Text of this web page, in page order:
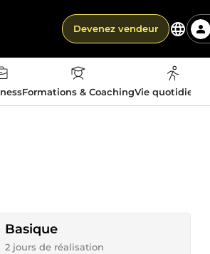
Devenez vendeur
Formations & CoachingVie
Basique
2 jours de réalisation